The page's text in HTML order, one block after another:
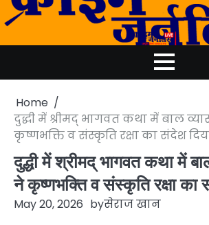
Skip
to
Home
दुद्धी में श्रीमद् भागवत कथा में बाल
कृष्णभक्ति व संस्कृति रक्षा का संदेश
दुद्धी में श्रीमद् भागवत कथा में
ने कृष्णभक्ति व संस्कृति रक्षा का
May 20, 2026 byसेराज खान